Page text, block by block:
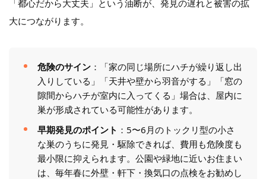
「都心だから大丈夫」という油断が、発見の遅れと被害の拡
大につながります。
危険のサイン：「家の同じ場所にハチが繰り返し出
入りしている」「天井や壁から羽音がする」「窓の
隙間からハチが室内に入ってくる」場合は、屋内に
巣が形成されている可能性があります。
早期発見のポイント ：5〜6月のトックリ型の小さ
な巣のうちに発見・駆除できれば、費用も危険度も
最小限に抑えられます。公園や緑地に近いお住まい
は、毎年春に外壁・軒下・換気口の点検をお勧めし